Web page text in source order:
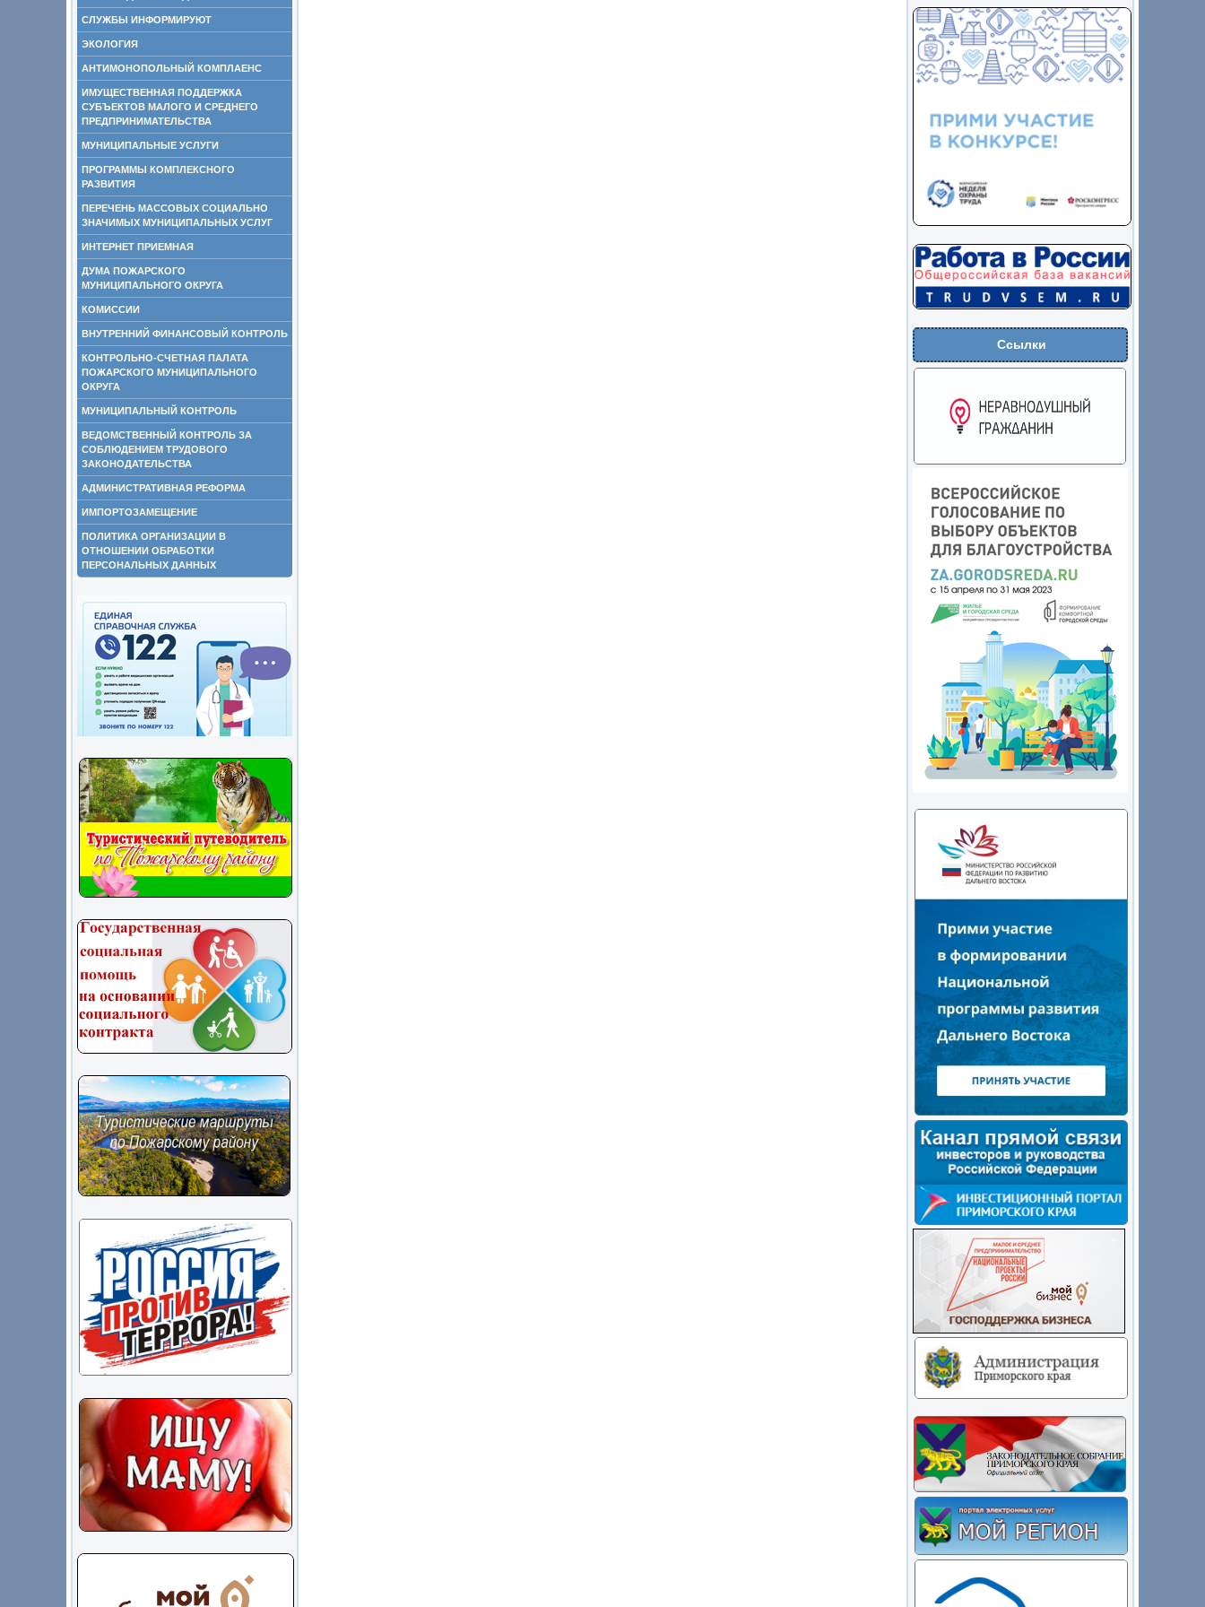
СЛУЖБЫ ИНФОРМИРУЮТ
ЭКОЛОГИЯ
АНТИМОНОПОЛЬНЫЙ КОМПЛАЕНС
ИМУЩЕСТВЕННАЯ ПОДДЕРЖКА
СУБЪЕКТОВ МАЛОГО И СРЕДНЕГО
ПРЕДПРИНИМАТЕЛЬСТВА
МУНИЦИПАЛЬНЫЕ УСЛУГИ
ПРОГРАММЫ КОМПЛЕКСНОГО
РАЗВИТИЯ
ПЕРЕЧЕНЬ МАССОВЫХ СОЦИАЛЬНО
ЗНАЧИМЫХ МУНИЦИПАЛЬНЫХ УСЛУГ
ИНТЕРНЕТ ПРИЕМНАЯ
ДУМА ПОЖАРСКОГО
МУНИЦИПАЛЬНОГО ОКРУГА
КОМИССИИ
ВНУТРЕННИЙ ФИНАНСОВЫЙ КОНТРОЛЬ
КОНТРОЛЬНО-СЧЕТНАЯ ПАЛАТА
ПОЖАРСКОГО МУНИЦИПАЛЬНОГО
ОКРУГА
МУНИЦИПАЛЬНЫЙ КОНТРОЛЬ
ВЕДОМСТВЕННЫЙ КОНТРОЛЬ ЗА
СОБЛЮДЕНИЕМ ТРУДОВОГО
ЗАКОНОДАТЕЛЬСТВА
АДМИНИСТРАТИВНАЯ РЕФОРМА
ИМПОРТОЗАМЕЩЕНИЕ
ПОЛИТИКА ОРГАНИЗАЦИИ В
ОТНОШЕНИИ ОБРАБОТКИ
ПЕРСОНАЛЬНЫХ ДАННЫХ
Ссылки